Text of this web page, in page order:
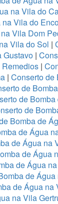
na Vila do
Vila do
Vila Dom
Vila do Sol |
Gustavo|
|
| Conserto de
de
de
de
Bomba de
de Água
de Água na
de Água
de Água
de
de Água na
na Vila